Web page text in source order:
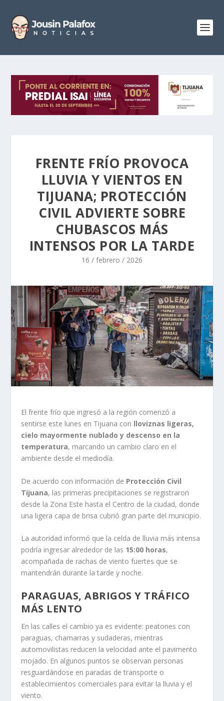
FRENTE FRÍO PROVOCA
LLUVIA Y VIENTOS EN
TIJUANA; PROTECCIÓN
CIVIL ADVIERTE SOBRE
CHUBASCOS MÁS
INTENSOS POR LA TARDE
16 / febrero / 2026
El frente frío que ingresó a la región comenzó a
sentirse este lunes en Tijuana con lloviznas ligeras,
cielo mayormente nublado y descenso en la
temperatura, marcando un cambio claro en el
ambiente desde el mediodía.
De acuerdo con información de Protección Civil
Tijuana, las primeras precipitaciones se registraron
desde la Zona Este hasta el Centro de la ciudad, donde
una ligera capa de brisa cubrió gran parte del municipio.
La autoridad informó que la celda de lluvia más intensa
podría ingresar alrededor de las 15:00 horas,
acompañada de rachas de viento fuertes que se
mantendrán durante la tarde y noche.
PARAGUAS, ABRIGOS Y TRÁFICO
MÁS LENTO
En las calles el cambio ya es evidente: peatones con
paraguas, chamarras y sudaderas, mientras
automovilistas reducen la velocidad ante el pavimento
mojado. En algunos puntos se observan personas
resguardándose en paradas de transporte o
establecimientos comerciales para evitar la lluvia y el
viento.